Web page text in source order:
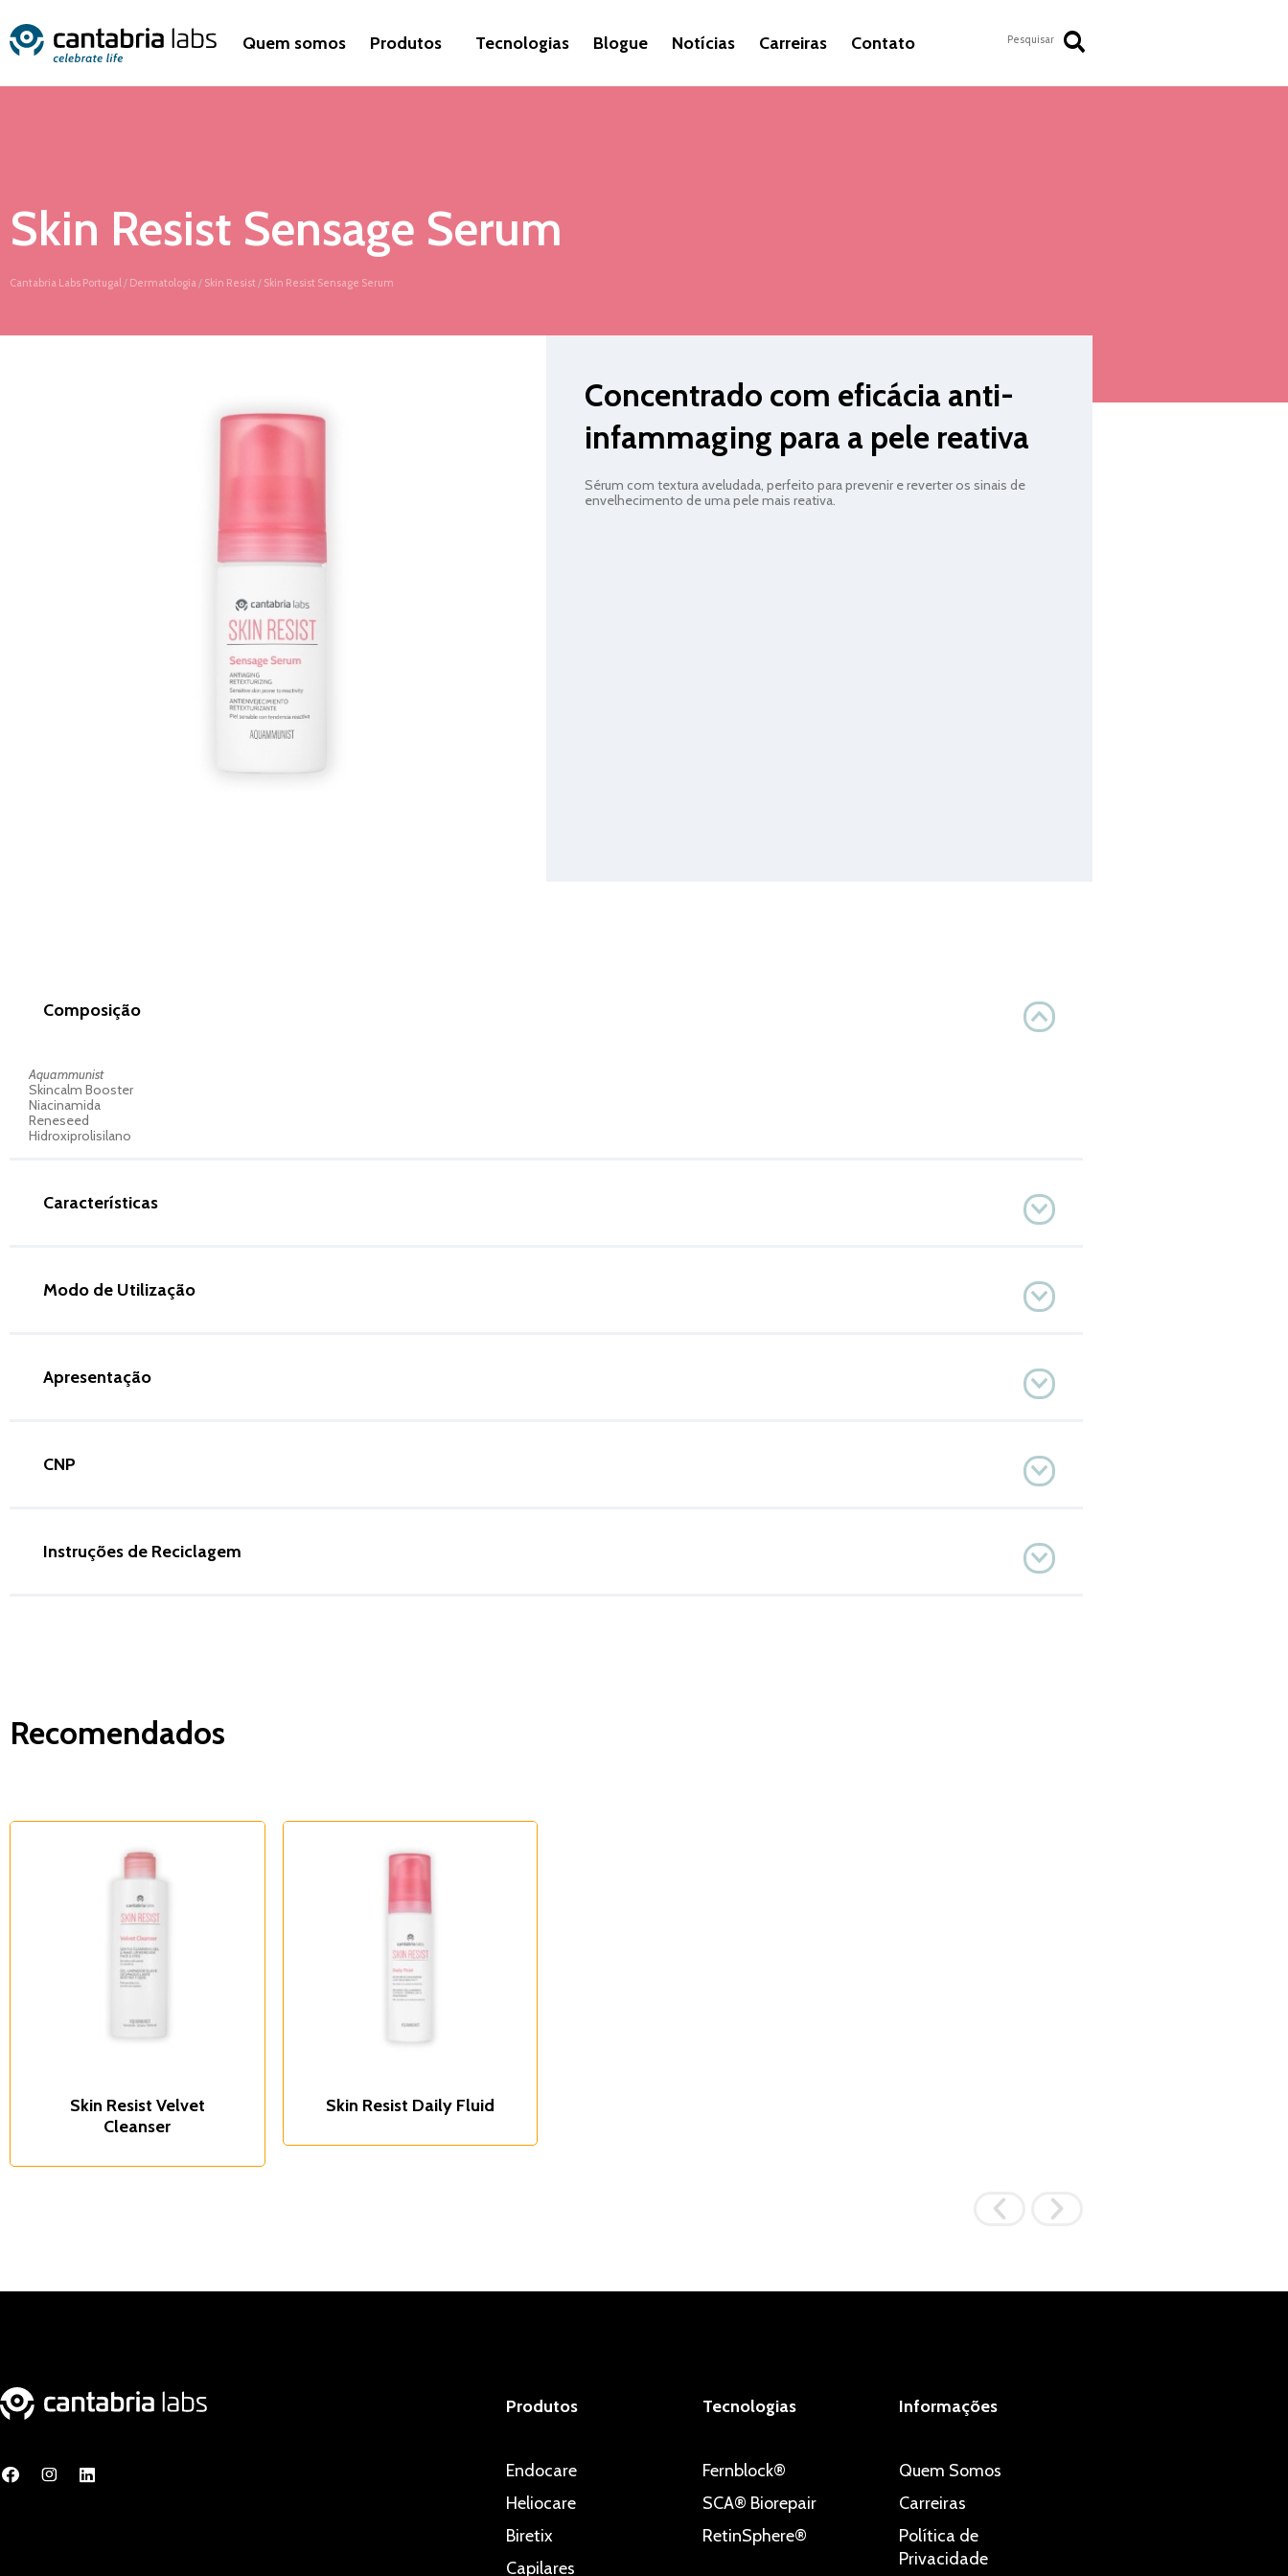
Quem somos Produtos Tecnologias Blogue Notícias Carreiras Contato
Skin Resist Sensage Serum
Cantabria Labs Portugal/ Dermatologia/ Skin Resist / Skin Resist Sensage Serum
Concentrado com eficácia anti-
infammaging para a pele reativa
Sérum com textura aveludada, perfeito para prevenir e reverter os sinais de
envelhecimento de uma pele mais reativa.
Composição
Aquammunist
Skincalm Booster
Niacinamida
Reneseed
Hidroxiprolisilano
Características
Modo de Utilização
Apresentação
CNP
Instruções de Reciclagem
Recomendados
Skin Resist Velvet
Cleanser
Skin Resist Daily Fluid
Produtos
Endocare
Heliocare
Biretix
Capilares
Tecnologias
Fernblock®
SCA® Biorepair
RetinSphere®
Informações
Quem Somos
Carreiras
Política de
Privacidade